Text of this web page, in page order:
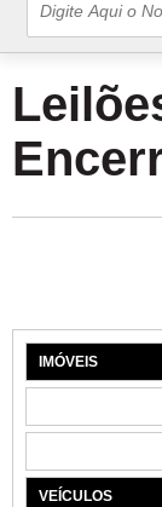
IMÓVEIS
VEÍCULOS